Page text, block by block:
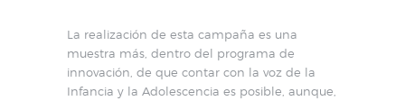
La realización de esta campaña es una
muestra más, dentro del programa de
innovación, de que contar con la voz de la
Infancia y la Adolescencia es posible, aunque,